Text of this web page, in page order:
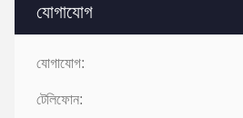
যোগাযোগ
যোগাযোগ:
টেলিফোন: